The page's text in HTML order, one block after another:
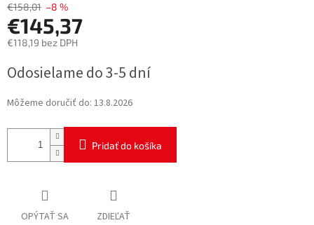
€158,01 –8 %
€145,37
€118,19 bez DPH
cena:
Odosielame do 3-5 dní
Môžeme doručiť do: 13.8.2026
Pridať do košíka
OPÝTAŤ SA ZDIEĽAŤ